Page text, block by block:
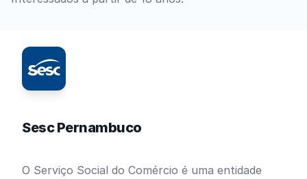
Sesc Pernambuco
O Serviço Social do Comércio é uma entidade